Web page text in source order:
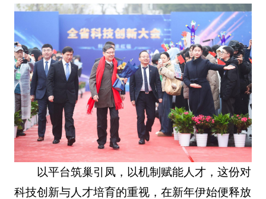
以平台筑巢引凤，以机制赋能人才，这份对
科技创新与人才培育的重视，在新年伊始便释放